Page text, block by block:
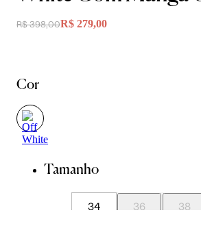
R$ 398,00R$ 279,00
Cor
Tamanho
34 36 38